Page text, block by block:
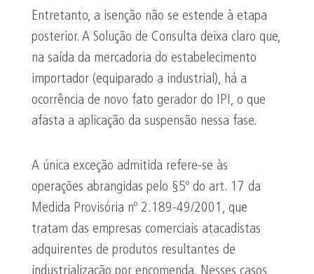
Entretanto, a isenção não se estende à etapa
posterior. A Solução de Consulta deixa claro que,
na saída da mercadoria do estabelecimento
importador (equiparado a industrial), há a
ocorrência de novo fato gerador do IPI, o que
afasta a aplicação da suspensão nessa fase.
A única exceção admitida refere-se às
operações abrangidas pelo §5º do art. 17 da
Medida Provisória nº 2.189-49/2001, que
tratam das empresas comerciais atacadistas
adquirentes de produtos resultantes de
industrialização por encomenda. Nesses casos